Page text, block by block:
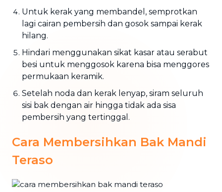
Untuk kerak yang membandel, semprotkan
lagi cairan pembersih dan gosok sampai kerak
hilang.
Hindari menggunakan sikat kasar atau serabut
besi untuk menggosok karena bisa menggores
permukaan keramik.
Setelah noda dan kerak lenyap, siram seluruh
sisi bak dengan air hingga tidak ada sisa
pembersih yang tertinggal.
Cara Membersihkan Bak Mandi
Teraso